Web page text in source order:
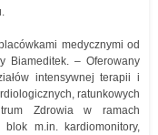
medycznymi od
Biameditek. – Oferowany
intensywnej terapii i
ratunkowych
Zdrowia w ramach
m.in. kardiomonitory,